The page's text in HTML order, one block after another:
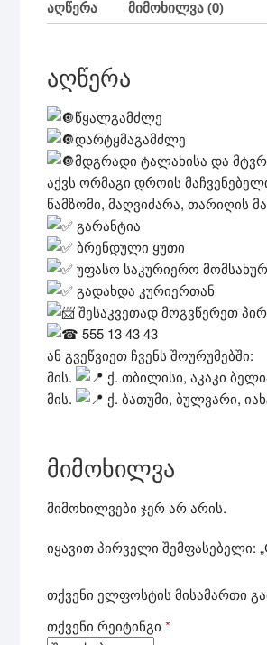
აღწერა მიმოხილვა (0)
აღწერა
წყალგამძლე
დარტყმაგამძლე
მდგრადი ტალახისა და
აქვს ორმაგი დროის
წამზომი, მაღვიძარა, თარიღის
გარანტია
ბრენდული ყუთი
უფასო საკურიერო
გადახდა კურიერთან
შესაკვეთად მოგვწერეთ
555 13 43 43
ან გვეწვიეთ ჩვენს შოურუმებში:
მის.
ქ. თბილისი, აკაკი
მის.
ქ. ბათუმი, ბულვარი,
მიმოხილვა
მიმოხილვები ჯერ არ არის.
იყავით პირველი შემფასებელი:
თქვენი ელფოსტის მისამართი
თქვენი რეიტინგი *